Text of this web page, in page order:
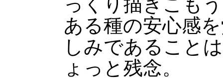
ある種の安心感
しみであること
ょっと残念。